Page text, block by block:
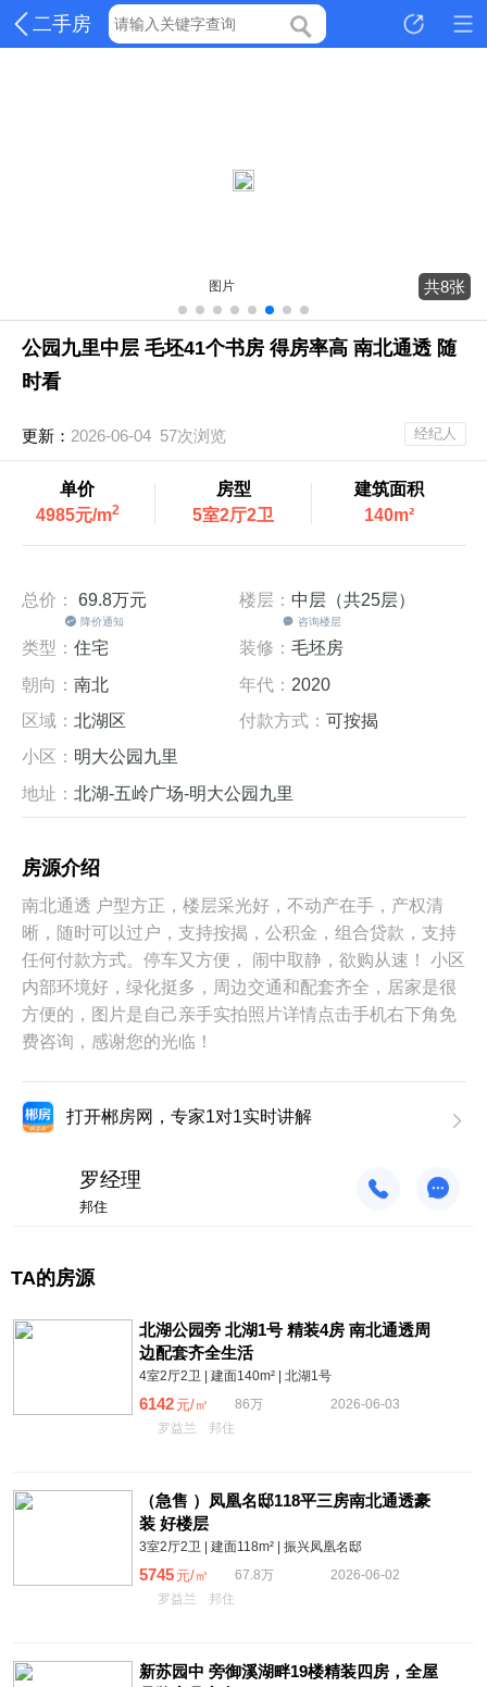
二手房
共8张
图片
公园九里中层 毛坯41个书房 得房率高 南北通透 随
时看
更新： 2026-06-04 57次浏览 经纪人
单价
4985元/m2
房型
5室2厅2卫
建筑面积
140m²
总价： 69.8万元
降价通知
楼层： 中层（共25层）
咨询楼层
类型： 住宅 装修： 毛坯房
朝向： 南北 年代： 2020
区域： 北湖区 付款方式： 可按揭
小区： 明大公园九里
地址： 北湖-五岭广场-明大公园九里
房源介绍
南北通透 户型方正，楼层采光好，不动产在手，产权清
晰，随时可以过户，支持按揭，公积金，组合贷款，支持
任何付款方式。停车又方便， 闹中取静，欲购从速！ 小区
内部环境好，绿化挺多，周边交通和配套齐全，居家是很
方便的，图片是自己亲手实拍照片详情点击手机右下角免
费咨询，感谢您的光临！
打开郴房网，专家1对1实时讲解
罗经理
邦住
TA的房源
北湖公园旁 北湖1号 精装4房 南北通透周
边配套齐全生活
4室2厅2卫 | 建面140m² | 北湖1号
6142 元/㎡ 86万
2026-06-03
罗益兰
邦住
（急售 ）凤凰名邸118平三房南北通透豪
装 好楼层
3室2厅2卫 | 建面118m² | 振兴凤凰名邸
5745 元/㎡ 67.8万
2026-06-02
罗益兰
邦住
新苏园中 旁御溪湖畔19楼精装四房，全屋